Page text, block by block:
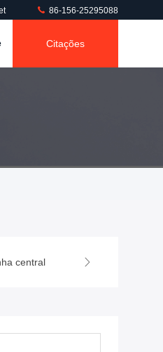
86-156-25295088
Citações
central Inclinômetro análogo